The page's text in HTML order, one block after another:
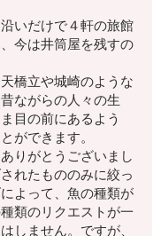
いだけで４軒の旅館
今は井筒屋を残すの
橋立や城崎のような
ながらの人々の生
目の前にあるよう
ができます。
りがとうございまし
れたもののみに絞っ
よって、魚の種類が
類のリクエストが一
しません。ですが、